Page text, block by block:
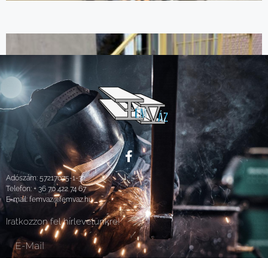
Adószám: 57217075-1-32
Telefon: + 36 70 422 74 67
E-mail: femvaz@femvaz.hu
Iratkozzon fel hírlevelünkre!